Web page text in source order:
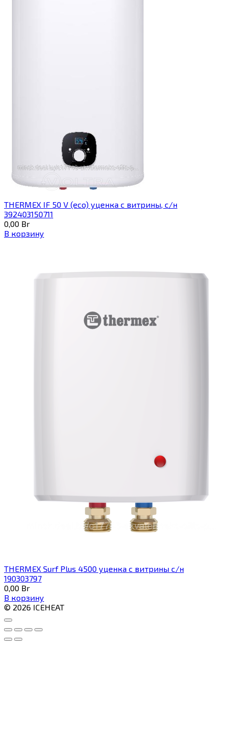
THERMEX IF 50 V (eco) уценка c витрины, с/н
392403150711
0,00 Br
В корзину
THERMEX Surf Plus 4500 уценка с витрины с/н
190303797
0,00 Br
В корзину
© 2026 ICEHEAT